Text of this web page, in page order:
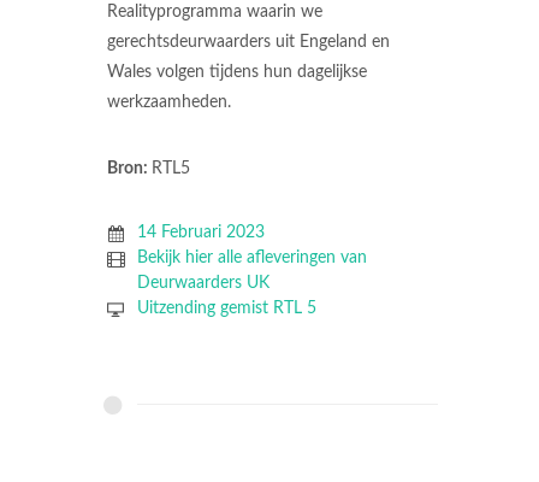
Realityprogramma waarin we
gerechtsdeurwaarders uit Engeland en
Wales volgen tijdens hun dagelijkse
werkzaamheden.
Bron: RTL5
14 Februari 2023
Bekijk hier alle afleveringen van
Deurwaarders UK
Uitzending gemist RTL 5